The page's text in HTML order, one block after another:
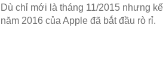
Dù chỉ mới là tháng 11/2015 nhưng
năm 2016 của Apple đã bắt đầu rò rỉ.